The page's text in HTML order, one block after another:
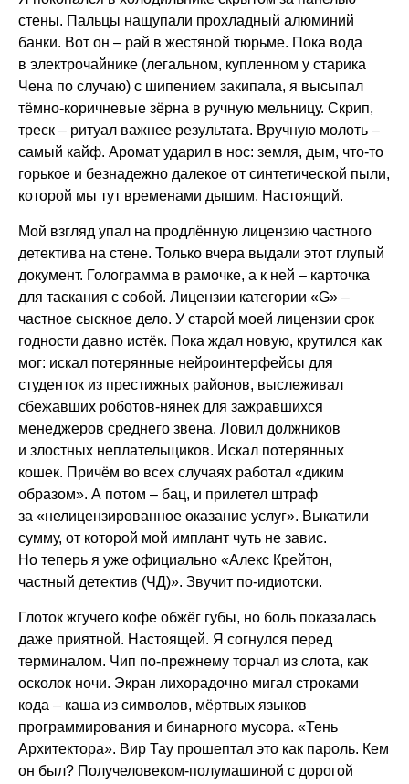
стены. Пальцы нащупали прохладный алюминий
банки. Вот он – рай в жестяной тюрьме. Пока вода
в электрочайнике (легальном, купленном у старика
Чена по случаю) с шипением закипала, я высыпал
тёмно-коричневые зёрна в ручную мельницу. Скрип,
треск – ритуал важнее результата. Вручную молоть –
самый кайф. Аромат ударил в нос: земля, дым, что-то
горькое и безнадежно далекое от синтетической пыли,
которой мы тут временами дышим. Настоящий.
Мой взгляд упал на продлённую лицензию частного
детектива на стене. Только вчера выдали этот глупый
документ. Голограмма в рамочке, а к ней – карточка
для таскания с собой. Лицензии категории «G» –
частное сыскное дело. У старой моей лицензии срок
годности давно истёк. Пока ждал новую, крутился как
мог: искал потерянные нейроинтерфейсы для
студенток из престижных районов, выслеживал
сбежавших роботов-нянек для зажравшихся
менеджеров среднего звена. Ловил должников
и злостных неплательщиков. Искал потерянных
кошек. Причём во всех случаях работал «диким
образом». А потом – бац, и прилетел штраф
за «нелицензированное оказание услуг». Выкатили
сумму, от которой мой имплант чуть не завис.
Но теперь я уже официально «Алекс Крейтон,
частный детектив (ЧД)». Звучит по-идиотски.
Глоток жгучего кофе обжёг губы, но боль показалась
даже приятной. Настоящей. Я согнулся перед
терминалом. Чип по-прежнему торчал из слота, как
осколок ночи. Экран лихорадочно мигал строками
кода – каша из символов, мёртвых языков
программирования и бинарного мусора. «Тень
Архитектора». Вир Тау прошептал это как пароль. Кем
он был? Получеловеком-полумашиной с дорогой